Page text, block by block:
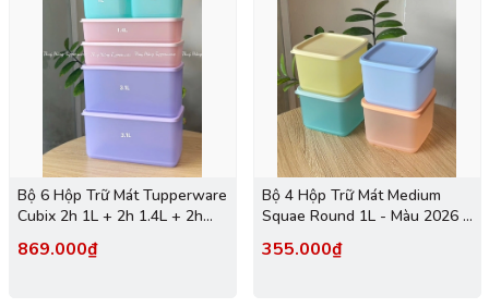
Bộ 6 Hộp Trữ Mát Tupperware
Cubix 2h 1L + 2h 1.4L + 2h
869.000₫
Bộ 4 Hộp Trữ Mát Medium
Squae Round 1L - Màu 2026 -
Hãng
355.000₫